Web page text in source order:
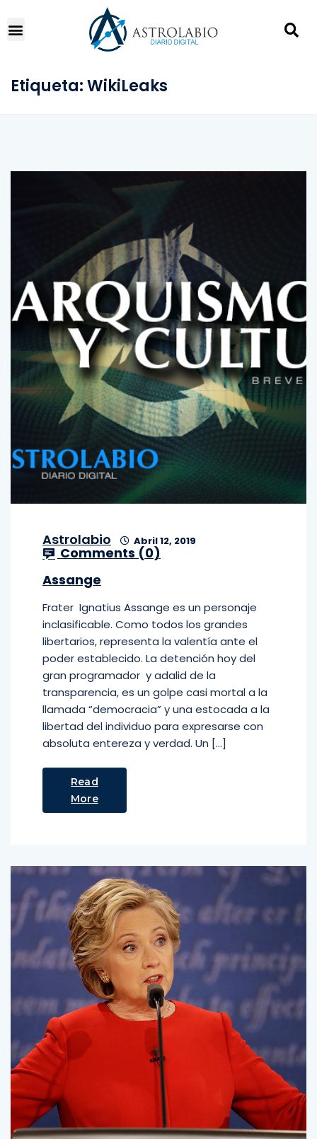
Etiqueta:WikiLeaks
Astrolabio Abril 12, 2019
Comments (0)
Assange
Frater Ignatius Assange es un personaje
inclasificable. Como todos los grandes
libertarios, representa la valentía ante el
poder establecido. La detención hoy del
gran programador y adalid de la
transparencia, es un golpe casi mortal a la
llamada “democracia” y una estocada a la
libertad del individuo para expresarse con
absoluta entereza y verdad. Un […]
Read
More